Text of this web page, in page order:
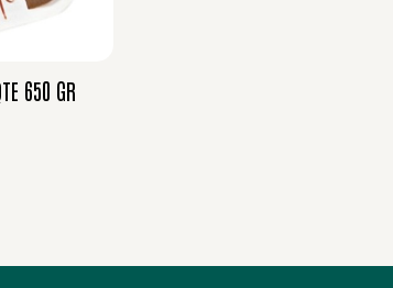
650 GR